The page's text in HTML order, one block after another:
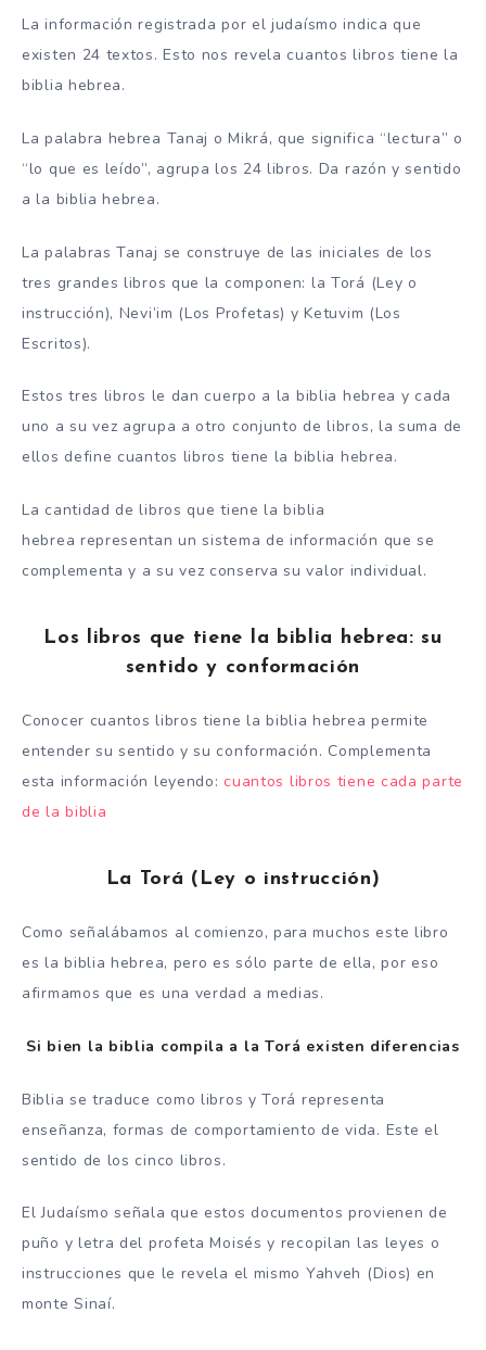
La información registrada por el judaísmo indica que
existen 24 textos. Esto nos revela cuantos libros tiene la
biblia hebrea.
La palabra hebrea Tanaj o Mikrá, que significa “lectura” o
“lo que es leído”, agrupa los 24 libros. Da razón y sentido
a la biblia hebrea.
La palabras Tanaj se construye de las iniciales de los
tres grandes libros que la componen: la Torá (Ley o
instrucción), Nevi’im (Los Profetas) y Ketuvim (Los
Escritos).
Estos tres libros le dan cuerpo a la biblia hebrea y cada
uno a su vez agrupa a otro conjunto de libros, la suma de
ellos define cuantos libros tiene la biblia hebrea.
La cantidad de libros que tiene la biblia
hebrea representan un sistema de información que se
complementa y a su vez conserva su valor individual.
Los libros que tiene la biblia hebrea: su
sentido y conformación
Conocer cuantos libros tiene la biblia hebrea permite
entender su sentido y su conformación. Complementa
esta información leyendo: cuantos libros tiene cada parte
de la biblia
La Torá (Ley o instrucción)
Como señalábamos al comienzo, para muchos este libro
es la biblia hebrea, pero es sólo parte de ella, por eso
afirmamos que es una verdad a medias.
Si bien la biblia compila a la Torá existen diferencias
Biblia se traduce como libros y Torá representa
enseñanza, formas de comportamiento de vida. Este el
sentido de los cinco libros.
El Judaísmo señala que estos documentos provienen de
puño y letra del profeta Moisés y recopilan las leyes o
instrucciones que le revela el mismo Yahveh (Dios) en
monte Sinaí.